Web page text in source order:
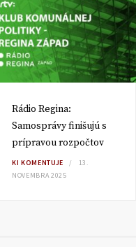
Rádio Regina:
Samosprávy finišujú s
prípravou rozpočtov
KI KOMENTUJE
13.
NOVEMBRA 2025